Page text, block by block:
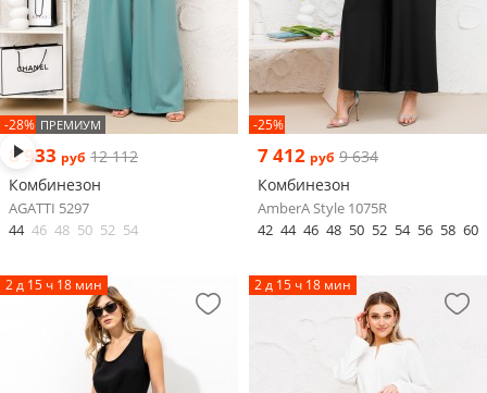
-28% ПРЕМИУМ
8 933 руб 12 112
Комбинезон
AGATTI 5297
44 46 48 50 52 54
-25%
7 412 руб 9 634
Комбинезон
AmberA Style 1075R
42 44 46 48 50 52 54 56 58 60
2 д 15 ч 18 мин 2 д 15 ч 18 мин